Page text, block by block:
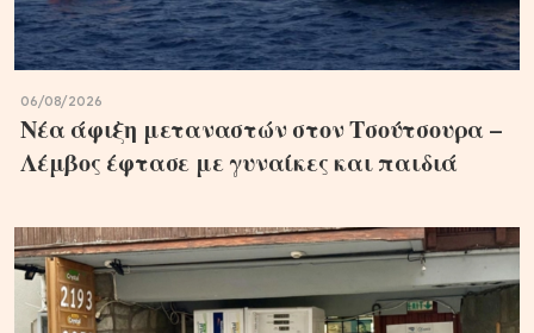
06/08/2026
Νέα άφιξη μεταναστών στον Τσούτσουρα –
Λέμβος έφτασε με γυναίκες και παιδιά